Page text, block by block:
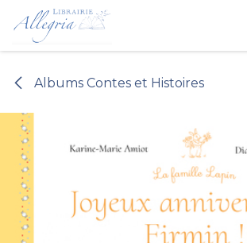
Se rendre au contenu
Albums Contes et Histoires